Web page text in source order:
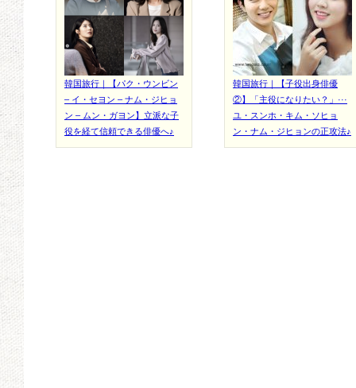
韓国旅行｜【パク・ウンビン
– イ・セヨン – ナム・ジヒョ
ン – ムン・ガヨン】立派な子
役を経て信頼できる俳優へ♪
韓国旅行｜【子役出身俳優
②】「主役になりたい？」···
ユ・スンホ・キム・ソヒョ
ン・ナム・ジヒョンの正攻法♪